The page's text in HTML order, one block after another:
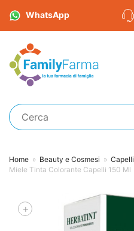
WhatsApp
Home » Beauty e Cosmesi » Capelli
Miele Tinta Colorante Capelli 150 Ml
+